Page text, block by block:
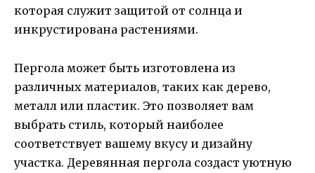
которая служит защитой от солнца и
инкрустирована растениями.
Пергола может быть изготовлена из
различных материалов, таких как дерево,
металл или пластик. Это позволяет вам
выбрать стиль, который наиболее
соответствует вашему вкусу и дизайну
участка. Деревянная пергола создаст уютную